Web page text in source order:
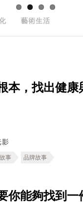
藝術生活
本，找出健
影
事 品牌故事
你能夠找到